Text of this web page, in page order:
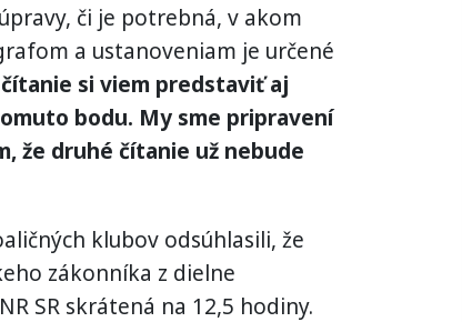
či je potrebná, v akom
a ustanoveniam je určené
si viem predstaviť aj
bodu. My sme pripravení
že druhé čítanie už nebude
klubov odsúhlasili, že
zákonníka z dielne
SR skrátená na 12,5 hodiny.